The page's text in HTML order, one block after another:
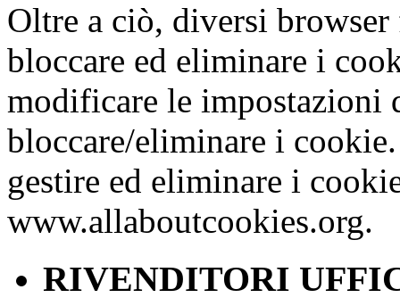
Oltre a ciò, diversi
bloccare ed eliminare i
modificare le impostazioni
bloccare/eliminare i
gestire ed eliminare i
www.allaboutcookies.org.
RIVENDITORI